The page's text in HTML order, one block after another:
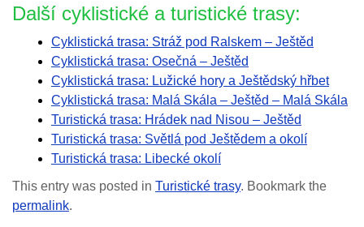
Další cyklistické a turistické trasy:
Cyklistická trasa: Stráž pod Ralskem – Ještěd
Cyklistická trasa: Osečná – Ještěd
Cyklistická trasa: Lužické hory a Ještědský hřbet
Cyklistická trasa: Malá Skála – Ještěd – Malá Skála
Turistická trasa: Hrádek nad Nisou – Ještěd
Turistická trasa: Světlá pod Ještědem a okolí
Turistická trasa: Libecké okolí
This entry was posted in Turistické trasy. Bookmark the
permalink.